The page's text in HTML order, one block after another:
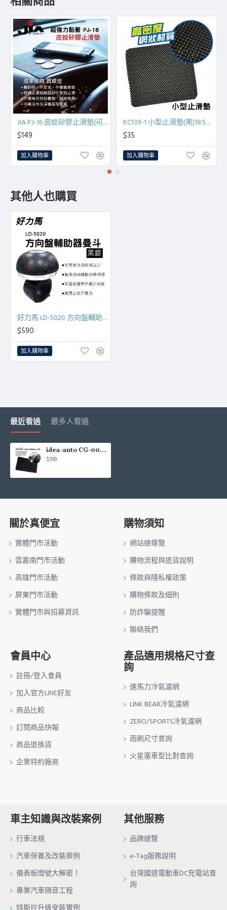
JIA PJ-16 皮紋矽膠止滑墊(可水洗)13x18cm
$149
加入購物車
KC139-1 小型止滑墊(黑)18.5x22cm
$35
加入購物車
其他人也購買
好力馬 LD-5020 方向盤輔助器曼斗-黑銀
$590
加入購物車
最近看過 最多人看過
idea-auto CG-0031 超強力碳纖維紋止滑墊(22.5x14.5cm)
$199
關於真便宜
實體門市活動
雲嘉南門市活動
高雄門市活動
屏東門市活動
實體門市與招募資訊
購物須知
網站總導覽
購物流程與退貨說明
條款與隱私權政策
購物條款及細則
防詐騙提醒
聯絡我們
會員中心
註冊/登入會員
加入官方LINE好友
商品比較
訂閱商品快報
商品退換貨
企業特約廠商
產品適用規格尺寸查
詢
速馬力冷氣濾網
LINK BEAR冷氣濾網
ZERO/SPORTS冷氣濾網
雨刷尺寸查詢
火星塞車型比對查詢
車主知識與改裝案例
行車法規
汽車保養及改裝案例
儀表板燈號大解密！
專業汽車隔音工程
特斯拉升級安裝實例
其他服務
品牌總覽
e-Tag服務說明
台灣國道電動車DC充電站查
詢